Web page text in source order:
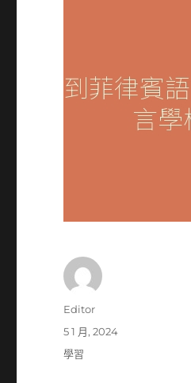
作
Editor
發
佈
5 1 月, 2024
分
學習